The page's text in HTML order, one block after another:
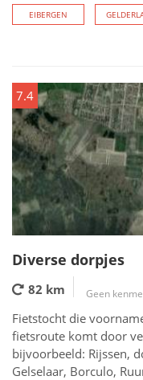
EIBERGEN
7.4
Diverse dorpjes
82 km Geen
Fietstocht die
fietsroute komt door
bijvoorbeeld: Rijssen,
Gelselaar, Borculo,